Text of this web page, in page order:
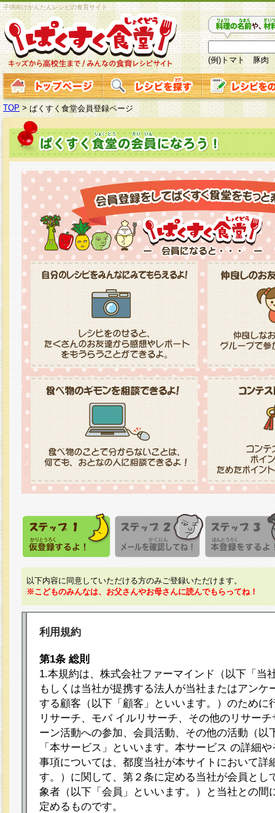
子供向けかんたんレシピの食育サイト
(例)トマト 豚肉
TOP > ぱくすく食堂会員登録ページ
以下内容に同意していただける方のみご登録いただけます。
※こどものみんなは、お父さんやお母さんに読んでもらってね！
利用規約
第1条 総則
1.本規約は、株式会社ファーマインド（以下「当
もしくは当社が提携する法人が当社またはアンケ
する顧客（以下「顧客」といいます。）のために
リサーチ、モバ イルリサーチ、その他のリサー
ーン活動への参加、会員活動、その他の活動（以
「本サービス」といいます。本サービス の詳細
事項については、都度当社が本サイトにおいて詳
す。）に関して、第２条に定める当社が会員とし
象者（以下「会員」といいます。）と当社との間
定めるものです。